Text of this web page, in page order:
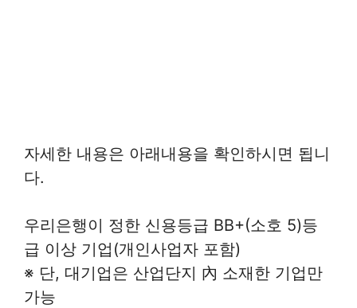
자세한 내용은 아래내용을 확인하시면 됩니
다.
우리은행이 정한 신용등급 BB+(소호 5)등
급 이상 기업(개인사업자 포함)
※ 단, 대기업은 산업단지 內 소재한 기업만
가능